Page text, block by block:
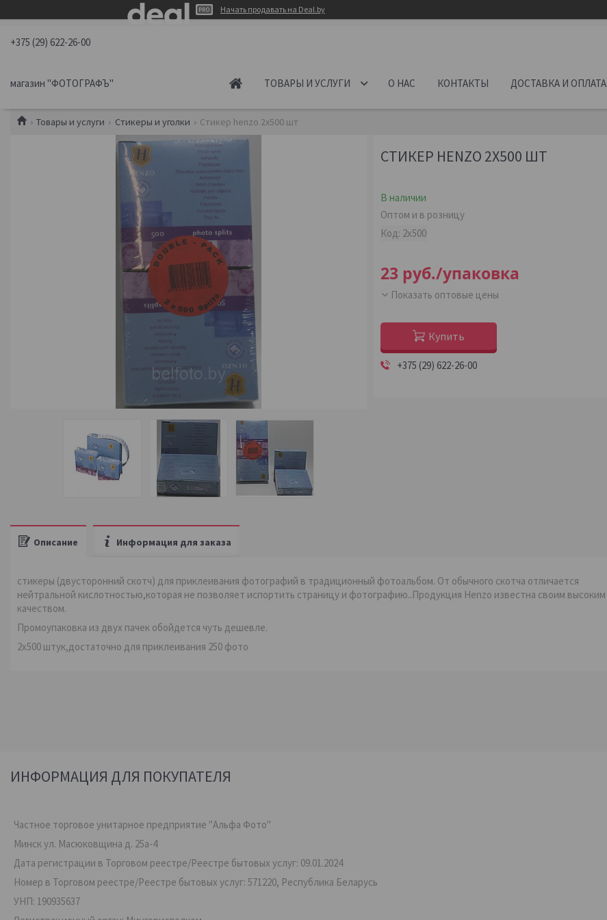
Начать продавать на Deal.by
+375 (29) 622-26-00
магазин "ФОТОГРАФЪ" ТОВАРЫ И УСЛУГИ О НАС КОНТАКТЫ ДОСТАВКА И ОПЛАТА
Товары и услуги Стикеры и уголки Стикер henzo 2х500 шт
СТИКЕР HENZO 2Х500 ШТ
В наличии
Оптом и в розницу
Код: 2х500
23 руб./упаковка
Показать оптовые цены
Купить
+375 (29) 622-26-00
Описание Информация для заказа
стикеры (двусторонний скотч) для приклеивания фотографий в традиционный фотоальбом. От обычного скотча отличается
нейтральной кислотностью,которая не позволяет испортить страницу и фотографию..Продукция Henzo известна своим высоким
качеством.
Промоупаковка из двух пачек обойдется чуть дешевле.
2х500 штук,достаточно для приклеивания 250 фото
ИНФОРМАЦИЯ ДЛЯ ПОКУПАТЕЛЯ
Частное торговое унитарное предприятие "Альфа Фото"
Минск ул. Масюковщина д. 25а-4
Дата регистрации в Торговом реестре/Реестре бытовых услуг: 09.01.2024
Номер в Торговом реестре/Реестре бытовых услуг: 571220, Республика Беларусь
УНП: 190935637